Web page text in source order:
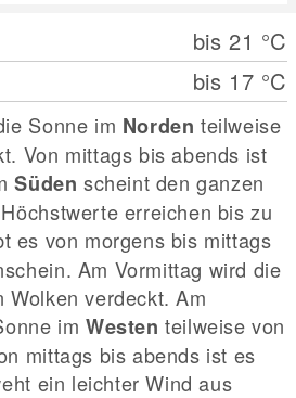
bis 21 °C
bis 17 °C
Sonne im Norden teilweise
Von mittags bis abends ist
Süden scheint den ganzen
erreichen bis zu
es von morgens bis mittags
Am Vormittag wird die
Wolken verdeckt. Am
im Westen teilweise von
mittags bis abends ist es
ein leichter Wind aus